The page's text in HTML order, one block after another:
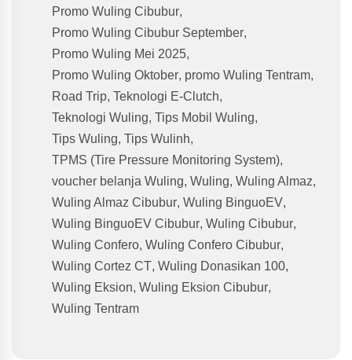
Promo Wuling Cibubur,
Promo Wuling Cibubur September,
Promo Wuling Mei 2025,
Promo Wuling Oktober, promo Wuling Tentram,
Road Trip, Teknologi E-Clutch,
Teknologi Wuling, Tips Mobil Wuling,
Tips Wuling, Tips Wulinh,
TPMS (Tire Pressure Monitoring System),
voucher belanja Wuling, Wuling, Wuling Almaz,
Wuling Almaz Cibubur, Wuling BinguoEV,
Wuling BinguoEV Cibubur, Wuling Cibubur,
Wuling Confero, Wuling Confero Cibubur,
Wuling Cortez CT, Wuling Donasikan 100,
Wuling Eksion, Wuling Eksion Cibubur,
Wuling Tentram